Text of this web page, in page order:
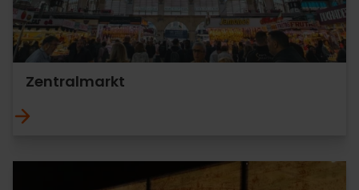
Zentralmarkt